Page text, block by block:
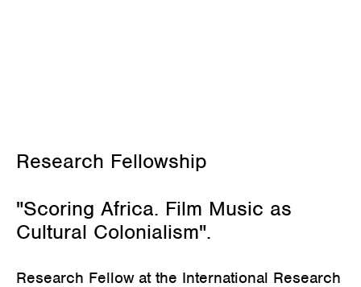
Research Fellowship
"Scoring Africa. Film Music as
Cultural Colonialism".
Research Fellow at the International Research